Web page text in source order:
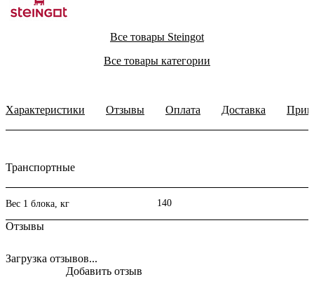
Все товары Steingot
Все товары категории
Характеристики Отзывы Оплата Доставка
Транспортные
Вес 1 блока, кг 140
Отзывы
Загрузка отзывов...
Добавить отзыв